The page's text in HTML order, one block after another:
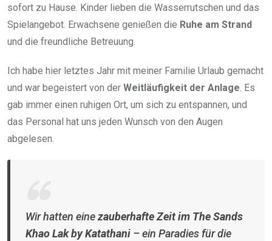
sofort zu Hause. Kinder lieben die Wasserrutschen und das
Spielangebot. Erwachsene genießen die Ruhe am Strand
und die freundliche Betreuung.
Ich habe hier letztes Jahr mit meiner Familie Urlaub gemacht
und war begeistert von der Weitläufigkeit der Anlage. Es
gab immer einen ruhigen Ort, um sich zu entspannen, und
das Personal hat uns jeden Wunsch von den Augen
abgelesen.
Wir hatten einezauberhafte Zeit im The Sands
Khao Lak by Katathani– ein Paradies für die